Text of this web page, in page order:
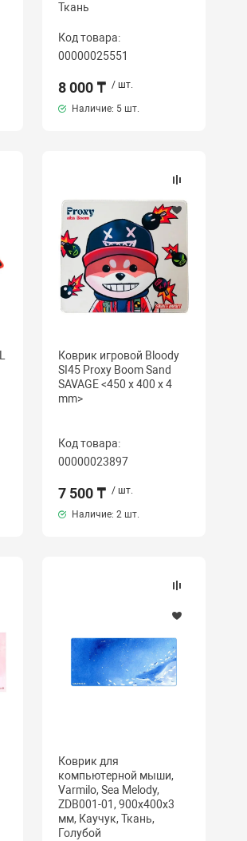
Ткань
Код товара:
00000025551
8 000 ₸ / шт.
Наличие: 5 шт.
Коврик игровой Bloody
SI45 Proxy Boom Sand
SAVAGE <450 x 400 x 4
mm>
Код товара:
00000023897
7 500 ₸ / шт.
Наличие:2 шт.
Коврик для
компьютерной мыши,
Varmilo, Sea Melody,
ZDB001-01, 900х400х3
мм, Каучук, Ткань,
Голубой